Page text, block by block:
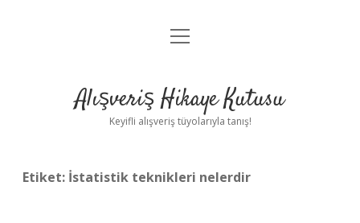
Anasayfa
Yasal Uyarı
menüyü
Alışveriş Hikaye Kutusu
Keyifli alışveriş tüyolarıyla tanış!
Etiket: İstatistik teknikleri nelerdir